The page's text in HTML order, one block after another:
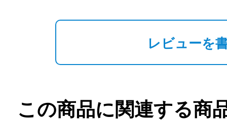
レビューを
この商品に関連する商